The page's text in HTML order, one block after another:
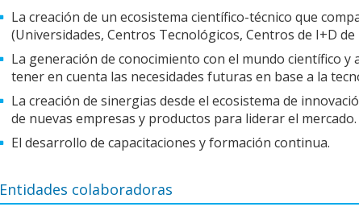
La creación de un ecosistema científico-técnico que
(Universidades, Centros Tecnológicos, Centros de I+D de
La generación de conocimiento con el mundo científico
tener en cuenta las necesidades futuras en base a la
La creación de sinergias desde el ecosistema de
de nuevas empresas y productos para liderar el mercado.
El desarrollo de capacitaciones y formación continua.
Entidades colaboradoras